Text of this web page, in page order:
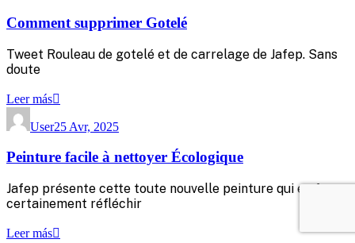
Comment supprimer Gotelé
Tweet Rouleau de gotelé et de carrelage de Jafep. Sans
doute
Leer más
User25 Avr, 2025
Peinture facile à nettoyer Écologique
Jafep présente cette toute nouvelle peinture qui en fera
certainement réfléchir
Leer más